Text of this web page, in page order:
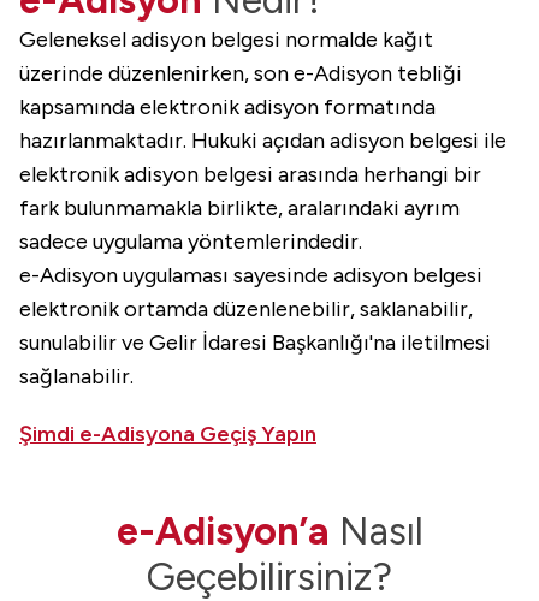
Geleneksel adisyon belgesi normalde kağıt
üzerinde düzenlenirken, son e-Adisyon tebliği
kapsamında elektronik adisyon formatında
hazırlanmaktadır. Hukuki açıdan adisyon belgesi ile
elektronik adisyon belgesi arasında herhangi bir
fark bulunmamakla birlikte, aralarındaki ayrım
sadece uygulama yöntemlerindedir.
e-Adisyon uygulaması sayesinde adisyon belgesi
elektronik ortamda düzenlenebilir, saklanabilir,
sunulabilir ve Gelir İdaresi Başkanlığı'na iletilmesi
sağlanabilir.
Şimdi e-Adisyona Geçiş Yapın
e-Adisyon’a Nasıl
Geçebilirsiniz?